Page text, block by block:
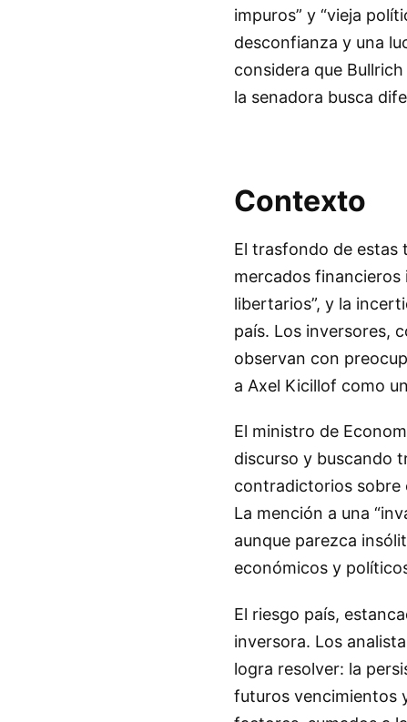
impuros” y “vieja
desconfianza y una
considera que
la senadora busca
Contexto
El trasfondo de estas
mercados financieros
libertarios”, y la
país. Los inversores,
observan con
a Axel Kicillof como
El ministro de
discurso y buscando
contradictorios sobre
La mención a una
aunque parezca
económicos y
El riesgo país,
inversora. Los
logra resolver: la
futuros vencimientos